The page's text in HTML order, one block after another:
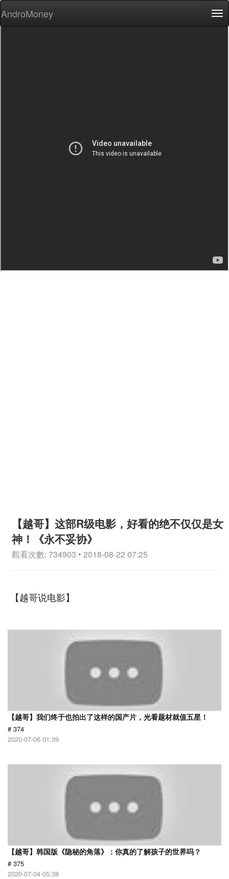
AndroMoney
【越哥】这部R级电影，好看的绝不仅仅是女
神！《永不妥协》
觀看次數: 734903 • 2018-08-22 07:25
【越哥说电影】
【越哥】我们终于也拍出了这样的国产片，光看题材就值五星！
# 374
2020-07-06 01:39
【越哥】韩国版《隐秘的角落》：你真的了解孩子的世界吗？
# 375
2020-07-04 05:38